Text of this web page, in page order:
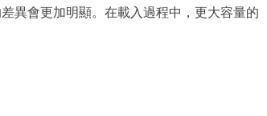
異會更加明顯。在載入過程中，更大容量的